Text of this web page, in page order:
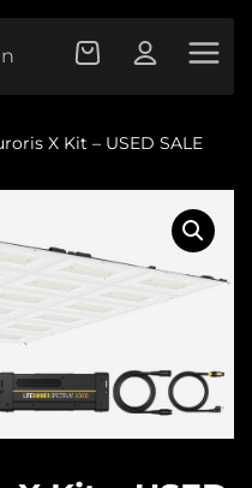
X Kit – USED SALE